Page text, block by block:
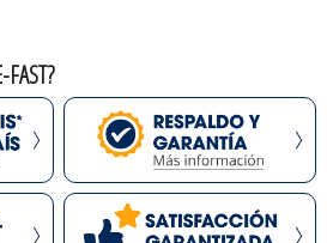
Cojines ajustables para cabeza y
espalda
Thunderx3